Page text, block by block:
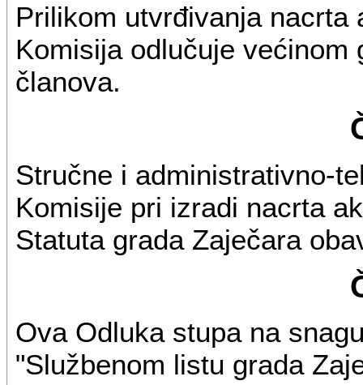
Prilikom utvrđivanja nacrta
Komisija odlučuje većinom
članova.
Stručne i administrativno-
Komisije pri izradi nacrta
Statuta grada Zaječara
Ova Odluka stupa na
"Službenom listu grada